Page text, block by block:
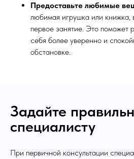
Предоставьте любимые
любимая игрушка или книжка,
первое занятие. Это поможет
себя более уверенно и
обстановке.
Задайте
специалисту
При первичной консультации